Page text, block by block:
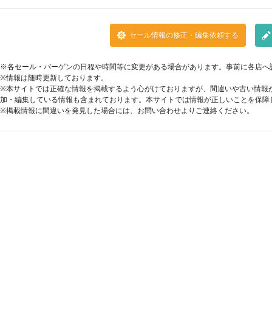
セール情報の修正・編集依頼する
※各セール・バーゲンの日程や時間等に変更がある場合があります。事前に各店
※情報は随時更新しております。
※本サイトでは正確な情報を掲載するよう心がけておりますが、間違いや古い情
加・編集している情報も含まれております。本サイトでは情報が正しいことを保
※掲載情報に間違いを発見した場合には、お問い合わせよりご連絡ください。